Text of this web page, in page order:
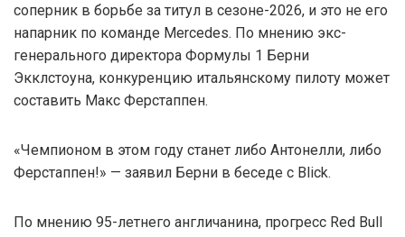
соперник в борьбе за титул в сезоне-2026, и это не его
напарник по команде Mercedes. По мнению экс-
генерального директора Формулы 1 Берни
Экклстоуна, конкуренцию итальянскому пилоту может
составить Макс Ферстаппен.
«Чемпионом в этом году станет либо Антонелли, либо
Ферстаппен!» — заявил Берни в беседе с Blick.
По мнению 95-летнего англичанина, прогресс Red Bull